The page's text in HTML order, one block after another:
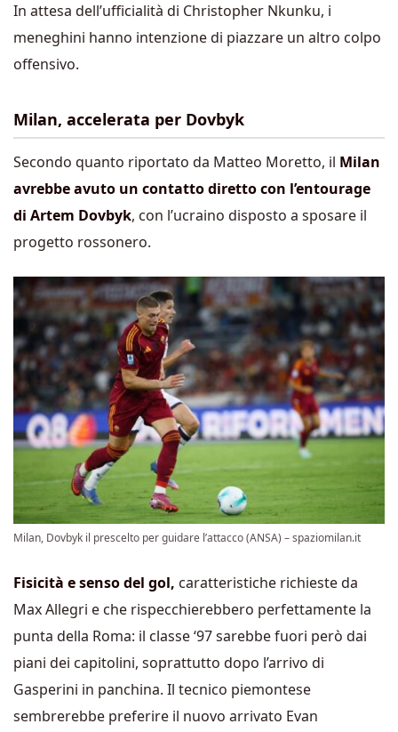
In attesa dell’ufficialità di Christopher Nkunku, i
meneghini hanno intenzione di piazzare un altro colpo
offensivo.
Milan, accelerata per Dovbyk
Secondo quanto riportato da Matteo Moretto, il Milan
avrebbe avuto un contatto diretto con l’entourage
di Artem Dovbyk, con l’ucraino disposto a sposare il
progetto rossonero.
Milan, Dovbyk il prescelto per guidare l’attacco (ANSA) – spaziomilan.it
Fisicità e senso del gol, caratteristiche richieste da
Max Allegri e che rispecchierebbero perfettamente la
punta della Roma: il classe ‘97 sarebbe fuori però dai
piani dei capitolini, soprattutto dopo l’arrivo di
Gasperini in panchina. Il tecnico piemontese
sembrerebbe preferire il nuovo arrivato Evan